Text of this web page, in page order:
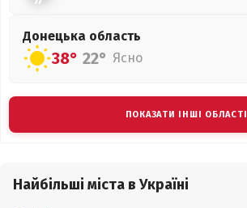
Донецька область
38° 22° Ясно
ПОКАЗАТИ ІНШІ ОБЛАСТІ
Найбільші міста в Україні